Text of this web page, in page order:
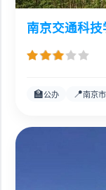
南京交通科技
🏫公办 📍南京